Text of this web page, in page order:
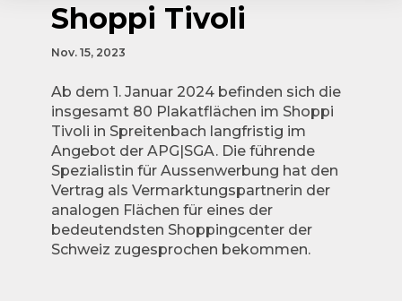
Shoppi Tivoli
Nov. 15, 2023
Ab dem 1. Januar 2024 befinden sich die
insgesamt 80 Plakatflächen im Shoppi
Tivoli in Spreitenbach langfristig im
Angebot der APG|SGA. Die führende
Spezialistin für Aussenwerbung hat den
Vertrag als Vermarktungspartnerin der
analogen Flächen für eines der
bedeutendsten Shoppingcenter der
Schweiz zugesprochen bekommen.